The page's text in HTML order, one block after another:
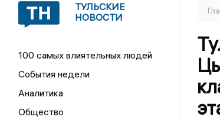
ТУЛЬСКИЕ
НОВОСТИ
100 самых влиятельных людей
События недели
Аналитика
Общество